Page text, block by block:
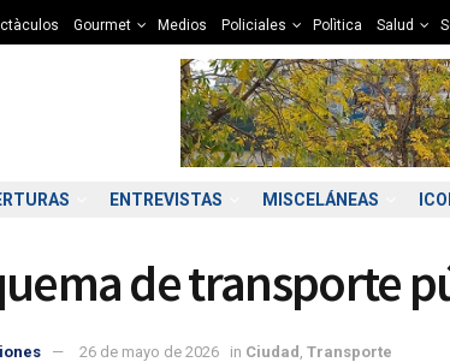
Gourmet Medios Policiales Polìtica Salud
ENTREVISTAS MISCELÁNEAS
de transporte
26 de mayo de 2026 in Ciudad Transporte